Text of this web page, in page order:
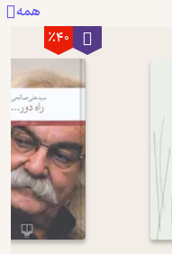
همه
٪40